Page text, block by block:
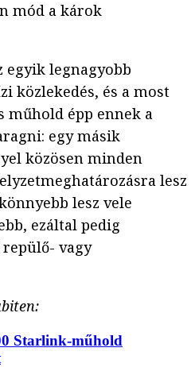
mód a károk
egyik legnagyobb
közlekedés, és a most
épp ennek a
egy másik
közösen minden
lesz
lesz vele
ezáltal pedig
repülő- vagy
Starlink-műhold